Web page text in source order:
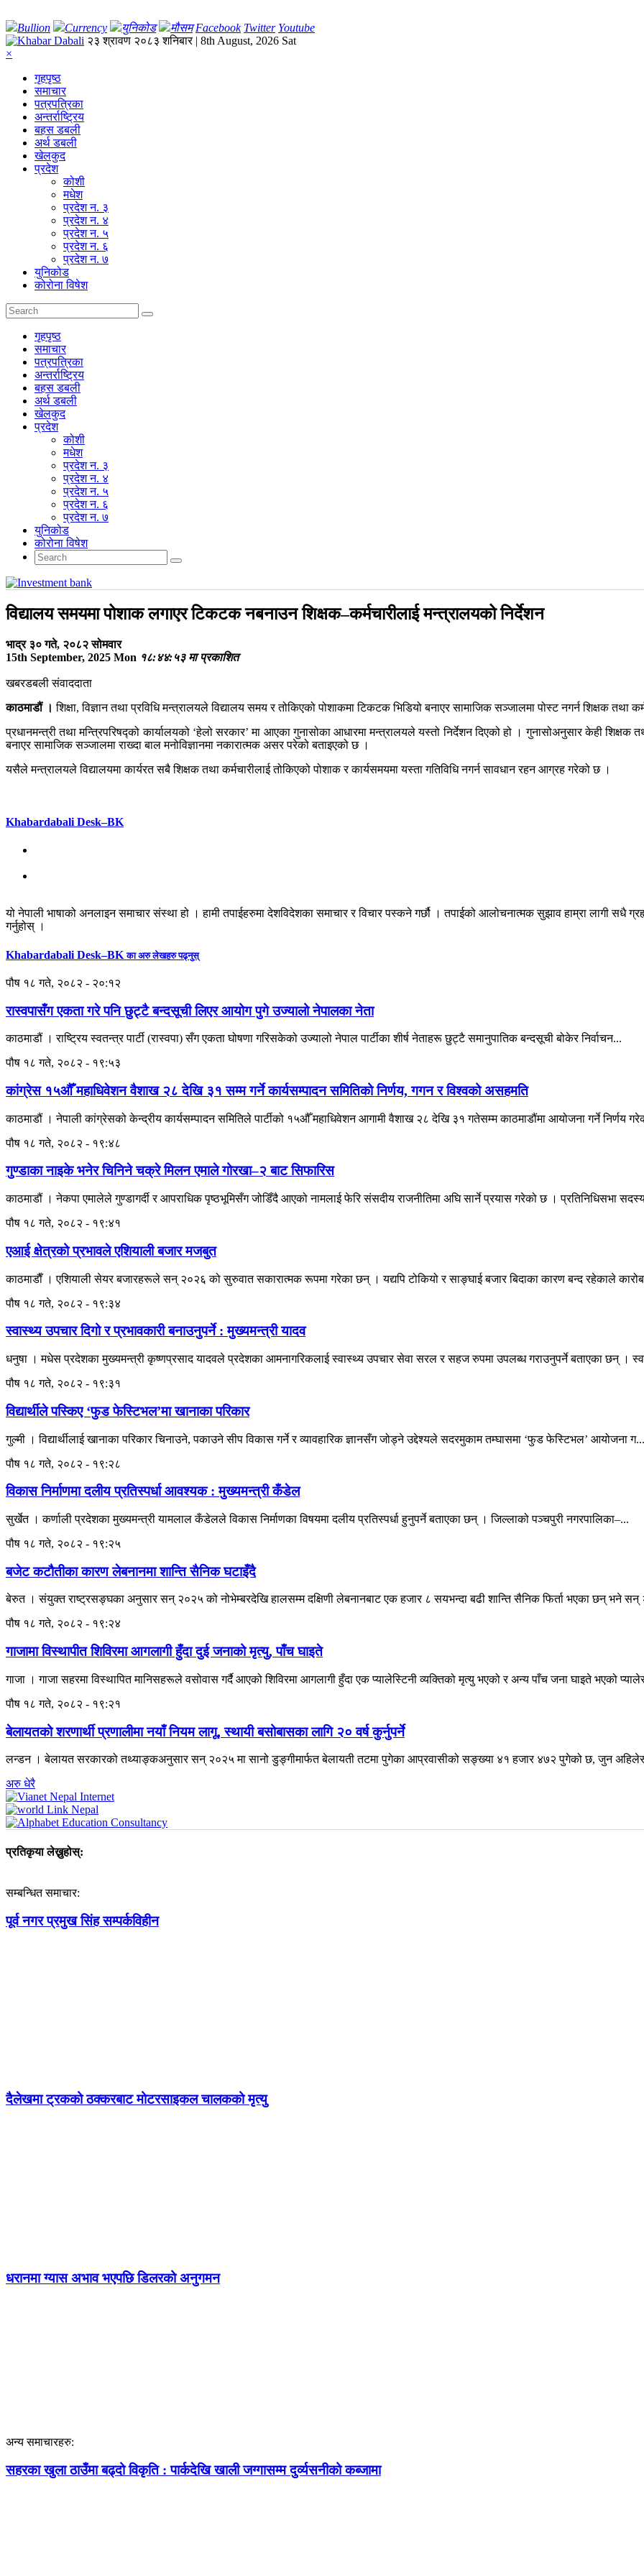
Bullion Currency युनिकोड मौसम Facebook Twitter Youtube
२३ श्रावण २०८३ शनिबार | 8th August, 2026 Sat
×
गृहपृष्‍ठ
समाचार
पत्रपत्रिका
अन्तर्राष्ट्रिय
बहस डबली
अर्थ डबली
खेलकुद
प्रदेश
कोशी
मधेश
प्रदेश न. ३
प्रदेश न. ४
प्रदेश न. ५
प्रदेश न. ६
प्रदेश न. ७
युनिकोड
कोरोना विषेश
गृहपृष्‍ठ
समाचार
पत्रपत्रिका
अन्तर्राष्ट्रिय
बहस डबली
अर्थ डबली
खेलकुद
प्रदेश
कोशी
मधेश
प्रदेश न. ३
प्रदेश न. ४
प्रदेश न. ५
प्रदेश न. ६
प्रदेश न. ७
युनिकोड
कोरोना विषेश
विद्यालय समयमा पोशाक लगाएर टिकटक नबनाउन शिक्षक–कर्मचारीलाई मन्त्रालयको निर्देशन
भाद्र ३० गते, २०८२ सोमवार
15th September, 2025 Mon १८:४४:५३ मा प्रकाशित
खबरडबली संवाददाता
काठमाडौं ।शिक्षा, विज्ञान तथा प्रविधि मन्त्रालयले विद्यालय समय र तोकिएको पोशाकमा टिकटक भिडियो बनाएर सामाजिक सञ्जालमा पोस्ट नगर्न शिक्षक तथा
प्रधानमन्त्री तथा मन्त्रिपरिषद्को कार्यालयको ‘हेलो सरकार’ मा आएका गुनासोका आधारमा मन्त्रालयले यस्तो निर्देशन दिएको हो । गुनासोअनुसार केही शिक्षक
बनाएर सामाजिक सञ्जालमा राख्दा बाल मनोविज्ञानमा नकारात्मक असर परेको बताइएको छ ।
यसैले मन्त्रालयले विद्यालयमा कार्यरत सबै शिक्षक तथा कर्मचारीलाई तोकिएको पोशाक र कार्यसमयमा यस्ता गतिविधि नगर्न सावधान रहन आग्रह गरेको छ ।
Khabardabali Desk–BK
यो नेपाली भाषाको अनलाइन समाचार संस्था हो । हामी तपाईहरुमा देशविदेशका समाचार र विचार पस्कने गर्छौ । तपाईको आलोचनात्मक सुझाव हाम्रा लागी सधै
गर्नुहोस् ।
Khabardabali Desk–BKका अरु लेखहरु पढ्नुस्
पौष १८ गते, २०८२ - २०:१२
रास्वपासँग एकता गरे पनि छुट्टै बन्दसूची लिएर आयोग पुगे उज्यालो नेपालका नेता
काठमाडौं । राष्ट्रिय स्वतन्त्र पार्टी (रास्वपा) सँग एकता घोषणा गरिसकेको उज्यालो नेपाल पार्टीका शीर्ष नेताहरू छुट्टै समानुपातिक बन्दसूची बोकेर निर्वाचन...
पौष १८ गते, २०८२ - १९:५३
कांग्रेस १५औँ महाधिवेशन वैशाख २८ देखि ३१ सम्म गर्ने कार्यसम्पादन समितिको निर्णय, गगन र विश्वको असहमति
काठमाडौं । नेपाली कांग्रेसको केन्द्रीय कार्यसम्पादन समितिले पार्टीको १५औँ महाधिवेशन आगामी वैशाख २८ देखि ३१ गतेसम्म काठमाडौंमा आयोजना गर्ने निर्णय
पौष १८ गते, २०८२ - १९:४८
गुण्डाका नाइके भनेर चिनिने चक्रे मिलन एमाले गोरखा–२ बाट सिफारिस
काठमाडौं । नेकपा एमालेले गुण्डागर्दी र आपराधिक पृष्ठभूमिसँग जोडिँदै आएको नामलाई फेरि संसदीय राजनीतिमा अघि सार्ने प्रयास गरेको छ । प्रतिनिधिसभा
पौष १८ गते, २०८२ - १९:४१
एआई क्षेत्रको प्रभावले एशियाली बजार मजबुत
काठमाडाैँ । एशियाली सेयर बजारहरूले सन् २०२६ को सुरुवात सकारात्मक रूपमा गरेका छन् । यद्यपि टोकियो र साङ्घाई बजार बिदाका कारण बन्द रहेकाले
पौष १८ गते, २०८२ - १९:३४
स्वास्थ्य उपचार दिगो र प्रभावकारी बनाउनुपर्ने : मुख्यमन्त्री यादव
धनुषा । मधेस प्रदेशका मुख्यमन्त्री कृष्णप्रसाद यादवले प्रदेशका आमनागरिकलाई स्वास्थ्य उपचार सेवा सरल र सहज रुपमा उपलब्ध गराउनुपर्ने बताएका छन् ।
पौष १८ गते, २०८२ - १९:३१
विद्यार्थीले पस्किए ‘फुड फेस्टिभल’मा खानाका परिकार
गुल्मी । विद्यार्थीलाई खानाका परिकार चिनाउने, पकाउने सीप विकास गर्ने र व्यावहारिक ज्ञानसँग जोड्ने उद्देश्यले सदरमुकाम तम्घासमा ‘फुड फेस्टिभल’ आयोजना ग...
पौष १८ गते, २०८२ - १९:२८
विकास निर्माणमा दलीय प्रतिस्पर्धा आवश्यक : मुख्यमन्त्री कँडेल
सुर्खेत । कर्णाली प्रदेशका मुख्यमन्त्री यामलाल कँडेलले विकास निर्माणका विषयमा दलीय प्रतिस्पर्धा हुनुपर्ने बताएका छन् । जिल्लाको पञ्चपुरी नगरपालिका–...
पौष १८ गते, २०८२ - १९:२५
बजेट कटौतीका कारण लेबनानमा शान्ति सैनिक घटाइँदै
बेरुत । संयुक्त राष्ट्रसङ्घका अनुसार सन् २०२५ को नोभेम्बरदेखि हालसम्म दक्षिणी लेबनानबाट एक हजार ८ सयभन्दा बढी शान्ति सैनिक फिर्ता भएका छन् भने सन्
पौष १८ गते, २०८२ - १९:२४
गाजामा विस्थापीत शिविरमा आगलागी हुँदा दुई जनाको मृत्यु, पाँच घाइते
गाजा । गाजा सहरमा विस्थापित मानिसहरूले वसोवास गर्दै आएको शिविरमा आगलागी हुँदा एक प्यालेस्टिनी व्यक्तिको मृत्यु भएको र अन्य पाँच जना घाइते भएको
पौष १८ गते, २०८२ - १९:२१
बेलायतको शरणार्थी प्रणालीमा नयाँ नियम लागू, स्थायी बसोबासका लागि २० वर्ष कुर्नुपर्ने
लन्डन । बेलायत सरकारको तथ्याङ्कअनुसार सन् २०२५ मा सानो डुङ्गीमार्फत बेलायती तटमा पुगेका आप्रवासीको सङ्ख्या ४१ हजार ४७२ पुगेको छ, जुन
अरु धेरै
प्रतिकृया लेख्नुहोस्:
सम्बन्धित समाचार:
पूर्व नगर प्रमुख सिंह सम्पर्कविहीन
दैलेखमा ट्रकको ठक्करबाट मोटरसाइकल चालकको मृत्यु
धरानमा ग्यास अभाव भएपछि डिलरको अनुगमन
अन्य समाचारहरु:
सहरका खुला ठाउँमा बढ्दो विकृति : पार्कदेखि खाली जग्गासम्म दुर्व्यसनीको कब्जामा